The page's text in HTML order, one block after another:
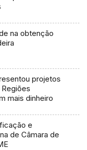
na obtenção
projetos
mais dinheiro
e
de Câmara de